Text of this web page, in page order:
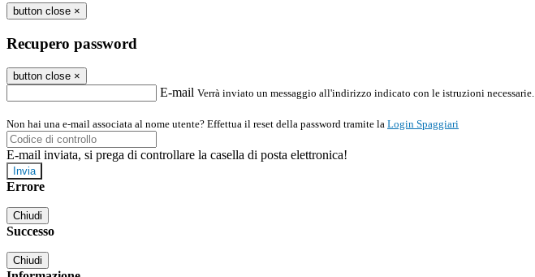
button close ×
Recupero password
button close ×
E-mail Verrà inviato un messaggio all'indirizzo indicato con le istruzioni necessarie.
Non hai una e-mail associata al nome utente? Effettua il reset della password tramite la Login Spaggiari
E-mail inviata, si prega di controllare la casella di posta elettronica!
Errore
Chiudi
Successo
Chiudi